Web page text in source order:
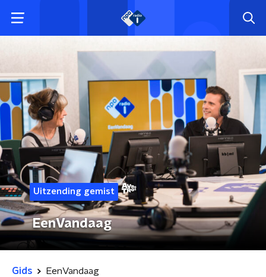
Uitzending gemist
EenVandaag
Gids EenVandaag